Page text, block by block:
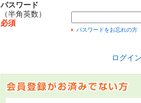
パスワード
（半角英数）
必須
パスワードをお忘れの方
ログイ